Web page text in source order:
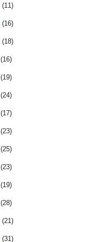
(11)
(16)
(18)
(16)
(19)
(24)
(17)
(23)
(25)
(23)
(19)
(28)
(21)
(31)